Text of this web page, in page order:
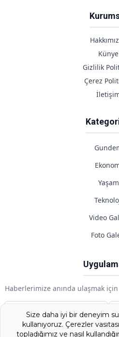
Künye
Gizlilik
Çerez
Yaşam
Video
Foto
Haberlerimize anında ulaşmak
Google Play
Size daha iyi bir deneyim
kullanıyoruz. Çerezler
topladığımız ve nasıl